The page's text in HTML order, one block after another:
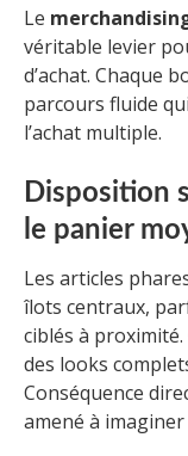
Le
véritable levier
d’achat. Chaque
parcours fluide
l’achat multiple.
Disposition
le panier
Les articles
îlots centraux,
ciblés à
des looks
Conséquence
amené à